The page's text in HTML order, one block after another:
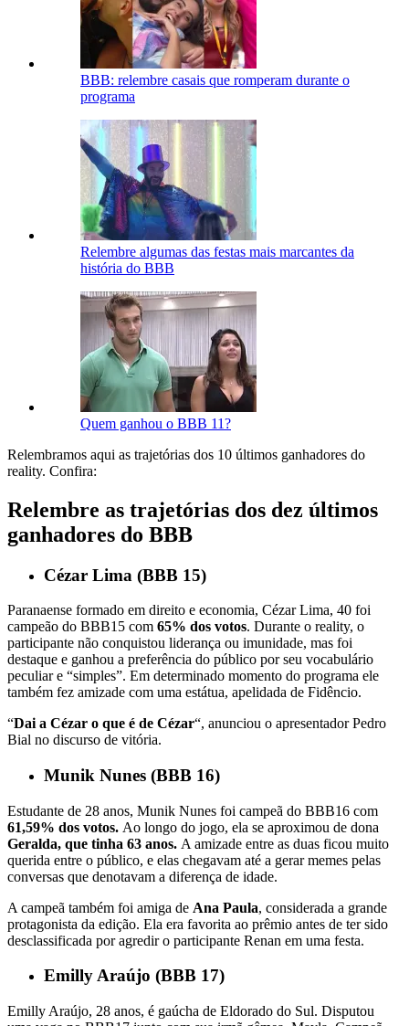
BBB: relembre casais que romperam durante o
programa
Relembre algumas das festas mais marcantes da
história do BBB
Quem ganhou o BBB 11?
Relembramos aqui as trajetórias dos 10 últimos ganhadores do
reality. Confira:
Relembre as trajetórias dos dez últimos
ganhadores do BBB
Cézar Lima (BBB 15)
Paranaense formado em direito e economia, Cézar Lima, 40 foi
campeão do BBB15 com 65% dos votos. Durante o reality, o
participante não conquistou liderança ou imunidade, mas foi
destaque e ganhou a preferência do público por seu vocabulário
peculiar e “simples”. Em determinado momento do programa ele
também fez amizade com uma estátua, apelidada de Fidêncio.
“Dai a Cézar o que é de Cézar“, anunciou o apresentador Pedro
Bial no discurso de vitória.
Munik Nunes (BBB 16)
Estudante de 28 anos, Munik Nunes foi campeã do BBB16 com
61,59% dos votos. Ao longo do jogo, ela se aproximou de dona
Geralda, que tinha 63 anos. A amizade entre as duas ficou muito
querida entre o público, e elas chegavam até a gerar memes pelas
conversas que denotavam a diferença de idade.
A campeã também foi amiga de Ana Paula, considerada a grande
protagonista da edição. Ela era favorita ao prêmio antes de ter sido
desclassificada por agredir o participante Renan em uma festa.
Emilly Araújo (BBB 17)
Emilly Araújo, 28 anos, é gaúcha de Eldorado do Sul. Disputou